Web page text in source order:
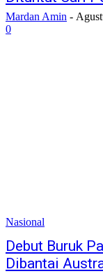
Mardan Amin -
0
Nasional
Debut Buruk
Dibantai